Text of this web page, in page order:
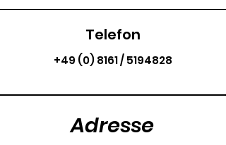
Telefon
+49 (0) 8161/5194828
Adresse